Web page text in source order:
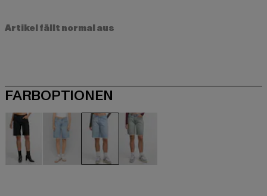
Artikel fällt normal aus
FARBOPTIONEN